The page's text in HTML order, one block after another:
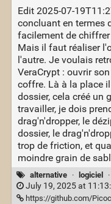
Edit 2025-07-
concluant en termes
facilement de
Mais il faut réaliser
l'autre. Je voulais
VeraCrypt : ouvrir
coffre. Là à la place
dossier, cela créé un
travailler, je dois
drag'n'dropper, le
dossier, le
trop de friction, et
moindre grain de
alternative · logiciel ·
July 19, 2025 at
https://github.com/